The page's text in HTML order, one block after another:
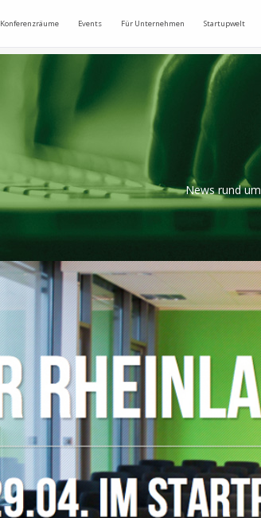
Konferenzräume Events Für Unternehmen Startupwelt
News rund